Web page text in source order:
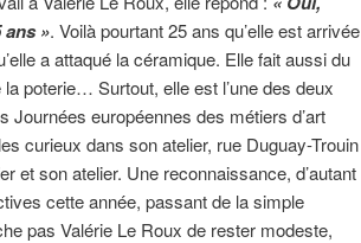
ans ». Voilà pourtant 25 ans qu’elle est arrivée
a attaqué la céramique. Elle fait aussi du
poterie… Surtout, elle est l’une des deux
européennes des métiers d’art
curieux dans son atelier, rue Duguay-Trouin
et son atelier. Une reconnaissance, d’autant
cette année, passant de la simple
pas Valérie Le Roux de rester modeste,